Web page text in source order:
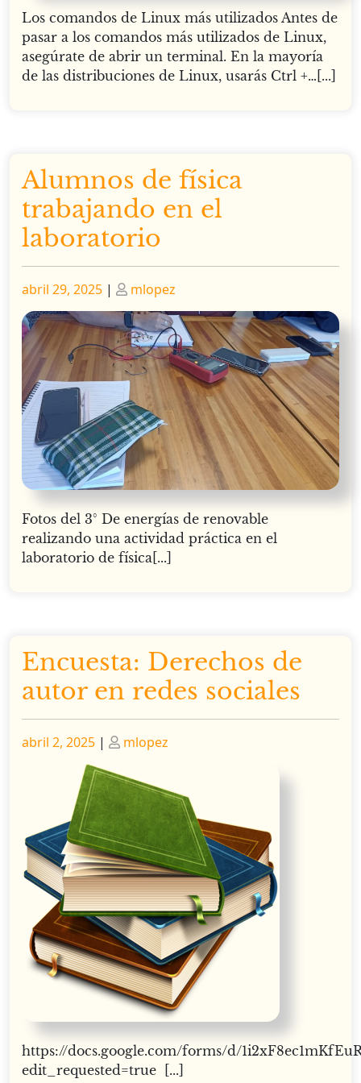
Los comandos de Linux más utilizados Antes de
pasar a los comandos más utilizados de Linux,
asegúrate de abrir un terminal. En la mayoría
de las distribuciones de Linux, usarás Ctrl +…[...]
Alumnos de física
trabajando en el
laboratorio
Publicado
abril 29, 2025 | Publicado
mlopez
Fotos del 3° De energías de renovable
realizando una actividad práctica en el
laboratorio de física[...]
Encuesta: Derechos de
autor en redes sociales
Publicado
abril 2, 2025 | Publicado
mlopez
https://docs.google.com/forms/d/
edit_requested=true [...]